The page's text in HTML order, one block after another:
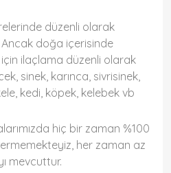
düzenli olarak
Ancak doğa içerisinde
ilaçlama düzenli olarak
sinek, karınca, sivrisinek,
kedi, köpek, kelebek vb
hiç bir zaman %100
her zaman az
mevcuttur.